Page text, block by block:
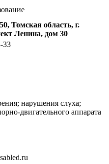
Томская область, г.
Ленина, дом 30
33
нарушения слуха;
двигательного аппарата